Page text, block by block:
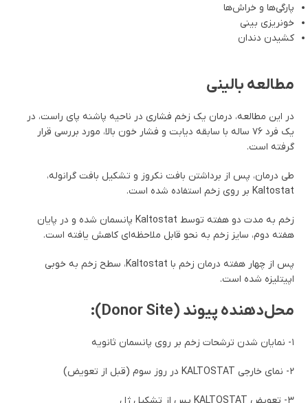
پارگی‌ها و خراش‌ها
خونریزی بینی
کشیدن دندان
مطالعه بالینی
در این مطالعه، درمان یک زخم فشاری در ناحیه پاشنه پای راست، در
یک فرد ۷۶ ساله با سابقه دیابت و فشار خون بالا، مورد بررسی قرار
گرفته است.
طی درمان، پس از برداشتن بافت نکروز و تشکیل بافت گرانوله،
Kaltostat بر روی زخم استفاده شده است.
زخم به مدت دو هفته توسط Kaltostat پانسمان شده و در پایان
هفته دوم، سایز زخم به نحو قابل ملاحظه‌ای کاهش یافته است.
پس از چهار هفته درمان زخم با Kaltostat، سطح زخم به خوبی
اپیتلیزه شده است.
محل‌دهنده پیوند (Donor Site):
۱- نمایان شدن ترشحات زخم بر روی پانسمان ثانویه
۲- نمای خارجی KALTOSTAT در روز سوم (قبل از تعویض)